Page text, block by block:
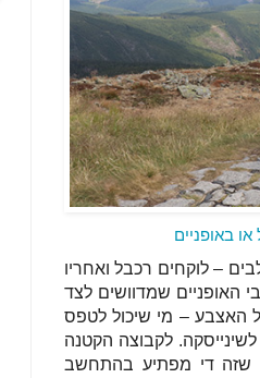
באופניים
בשני שלבים – לוקחים רכבל ואחריו
האופניים שמדוושים לצד
האצבע – מי שיכול לטפס
לקבוצה הקטנה
שזה די מפתיע בהתחשב